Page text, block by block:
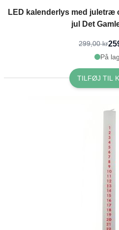
LED kalenderlys med juletræ
jul Det
299,00 kr
På
TILFØJ TIL